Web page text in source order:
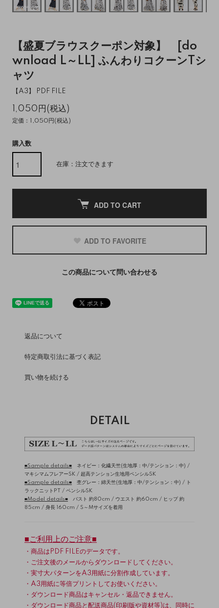
【盛夏ブラウスクーポン対象】 [do
wnload L～LL] ふんわりコクーンTシ
ャツ
【A3】 PDF FILE
1,050円(税込)
定価：1,050円(税込)
購入数
在庫：注文できます
ADD TO CART
ADD TO FAVORITE
この商品について問い合わせる
返品について
特定商取引法に基づく表記
買い物を続ける
DETAIL
■Sample details■ ネイビー：化繊天竺(生地厚：中/テンション：中) /
マキシマムフレアーSK / 超高テンション生地用ペンシルSK
■Sample details■ 杢グレー：綿天竺(生地厚：中/テンション：中) /
ト
ラックニットPT
/ ペンシルSK
■Model details■ バスト 約80cm / ウエスト 約60cm / ヒップ 約
85cm / 身長 160cm / S～Mサイズを着用
■ご利用上のご注意■
・商品はPDF FILEのデータです。
・ご注文後のメールからダウンロードしてください。
・実寸大パターンをA3用紙に分割作成しています。
・A3用紙に等倍プリントしてお使いください。
・ダウンロード商品はキャンセル・返品できません。
・ダウンロード商品と配送商品(印刷版や資材等)は、同時に